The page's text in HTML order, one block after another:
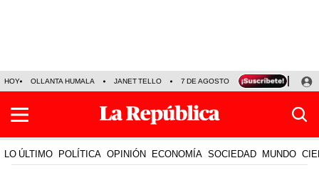
HOY OLLANTA HUMALA JANET TELLO 7 DE AGOSTO TINKA RESULTADOS
LO ÚLTIMO POLÍTICA OPINIÓN ECONOMÍA SOCIEDAD MUNDO